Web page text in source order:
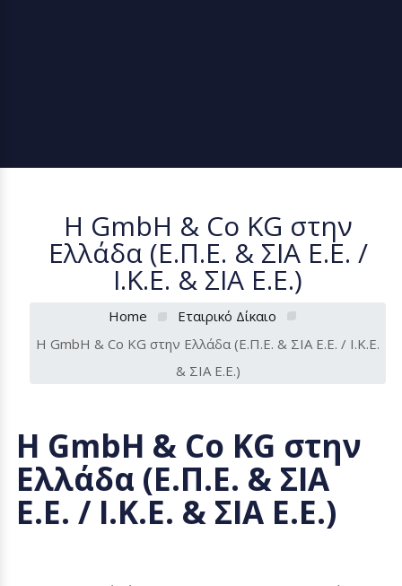
Η GmbH & Co KG στην
Ελλάδα (Ε.Π.Ε. & ΣΙΑ Ε.Ε. /
Ι.Κ.Ε. & ΣΙΑ Ε.Ε.)
Home
Εταιρικό Δίκαιο
Η GmbH & Co KG στην Ελλάδα (Ε.Π.Ε. & ΣΙΑ Ε.Ε. / Ι.Κ.Ε.
& ΣΙΑ Ε.Ε.)
Η GmbH & Co KG στην
Ελλάδα (Ε.Π.Ε. & ΣΙΑ
Ε.Ε. / Ι.Κ.Ε. & ΣΙΑ Ε.Ε.)